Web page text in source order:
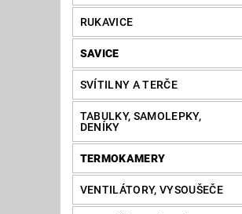
RUKAVICE
SAVICE
SVÍTILNY A TERČE
TABULKY, SAMOLEPKY,
DENÍKY
TERMOKAMERY
VENTILÁTORY, VYSOUŠEČE